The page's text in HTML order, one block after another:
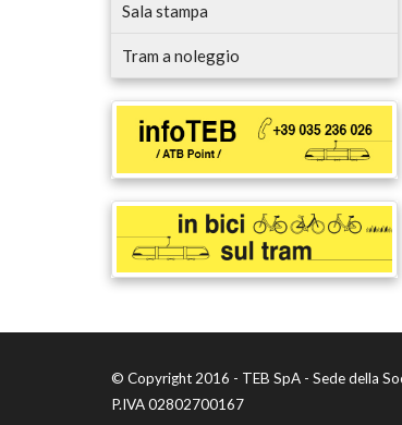
Sala stampa
Tram a noleggio
© Copyright 2016 - TEB SpA - Sede della
P.IVA 02802700167